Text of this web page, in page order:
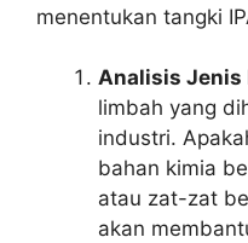
menentukan tangki
Analisis Jenis
limbah yang
industri.
bahan kimia
atau zat-zat
akan